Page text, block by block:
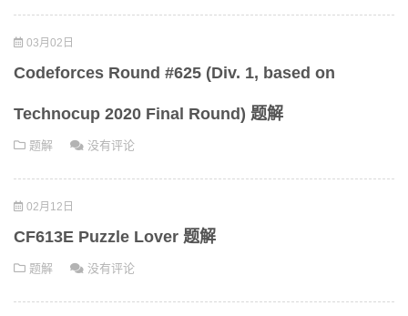
03月02日
Codeforces Round #625 (Div. 1, based on
Technocup 2020 Final Round) 题解
题解 没有评论
02月12日
CF613E Puzzle Lover 题解
题解 没有评论